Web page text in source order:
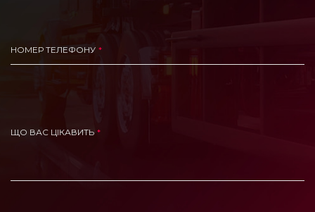
НОМЕР ТЕЛЕФОНУ
ЩО ВАС ЦІКАВИТЬ